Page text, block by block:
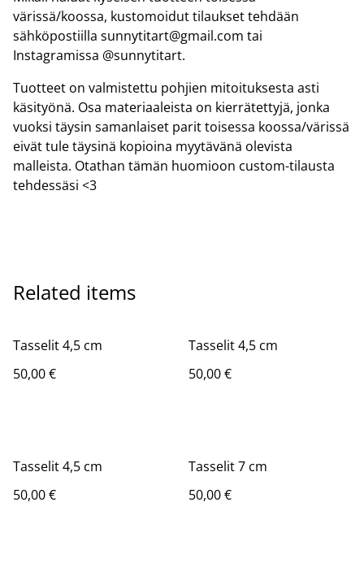
värissä/koossa, kustomoidut tilaukset tehdään
sähköpostiilla sunnytitart@gmail.com tai
Instagramissa @sunnytitart.
Tuotteet on valmistettu pohjien mitoituksesta asti
käsityönä. Osa materiaaleista on kierrätettyjä, jonka
vuoksi täysin samanlaiset parit toisessa koossa/värissä
eivät tule täysinä kopioina myytävänä olevista
malleista. Otathan tämän huomioon custom-tilausta
tehdessäsi <3
Related items
Tasselit 4,5 cm
50,00 €
Tasselit 4,5 cm
50,00 €
Tasselit 4,5 cm
50,00 €
Tasselit 7 cm
50,00 €